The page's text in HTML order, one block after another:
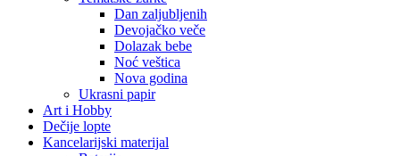
Dan zaljubljenih
Devojačko veče
Dolazak bebe
Noć veštica
Nova godina
Ukrasni papir
Art i Hobby
Dečije lopte
Kancelarijski materijal